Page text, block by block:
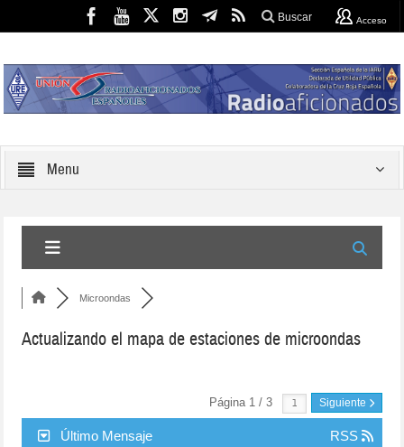
Buscar Acceso
Menu
Microondas
Actualizando el mapa de estaciones de microondas
Página 1 / 3 Siguiente
Último Mensaje RSS